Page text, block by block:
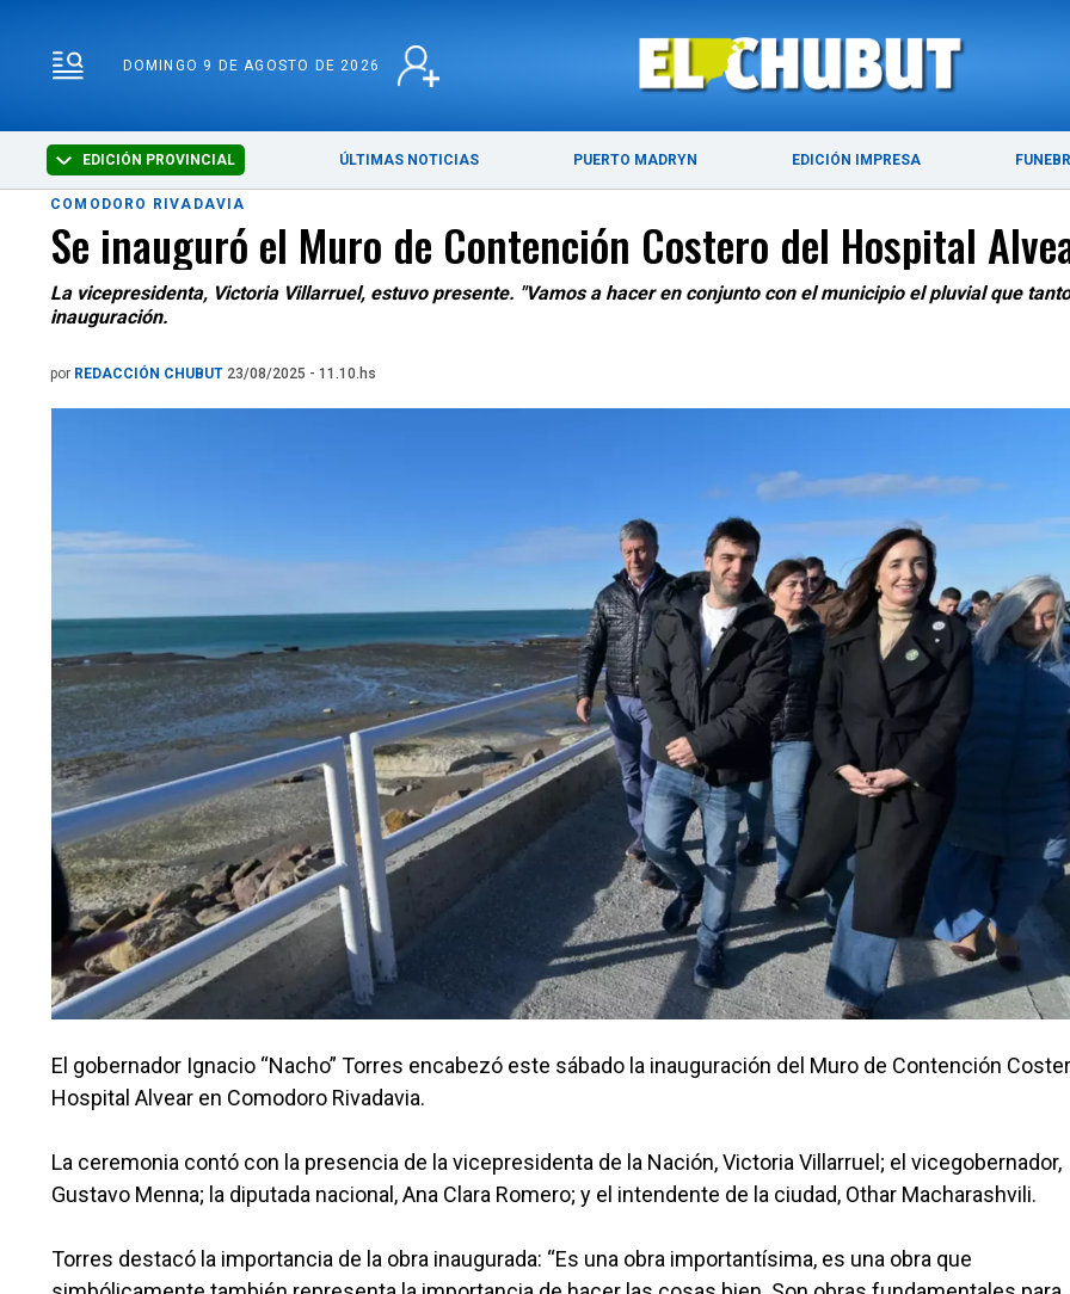
DOMINGO 9 DE AGOSTO DE 2026
EDICIÓN PROVINCIAL ÚLTIMAS NOTICIAS PUERTO MADRYN EDICIÓN IMPRESA
DOMINGO 9 DE AGOSTO DE 2026 ÚLTIMAS NOTICIAS PUERTO MADRYN
COMODORO RIVADAVIA
Se inauguró el Muro de Contención Costero del Hospital
La vicepresidenta, Victoria Villarruel, estuvo presente. "Vamos a hacer en conjunto con el municipio el pluvial que
inauguración.
por REDACCIÓN CHUBUT 23/08/2025 - 11.10.hs
El gobernador Ignacio “Nacho” Torres encabezó este sábado la inauguración del Muro de Contención
Hospital Alvear en Comodoro Rivadavia.
La ceremonia contó con la presencia de la vicepresidenta de la Nación, Victoria Villarruel; el vicegobernador,
Gustavo Menna; la diputada nacional, Ana Clara Romero; y el intendente de la ciudad, Othar Macharashvili.
Torres destacó la importancia de la obra inaugurada: “Es una obra importantísima, es una obra que